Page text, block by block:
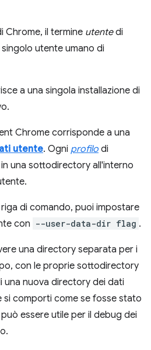
Chrome, il termine utentedi
utente umano di
a una singola installazione di
Chrome corrisponde a una
utente. Ogni profilo di
una sottodirectory all'interno
di comando, puoi impostare
con --user-data-dir flag .
una directory separata per i
con le proprie sottodirectory
una nuova directory dei dati
si comporti come se fosse stato
essere utile per il debug dei